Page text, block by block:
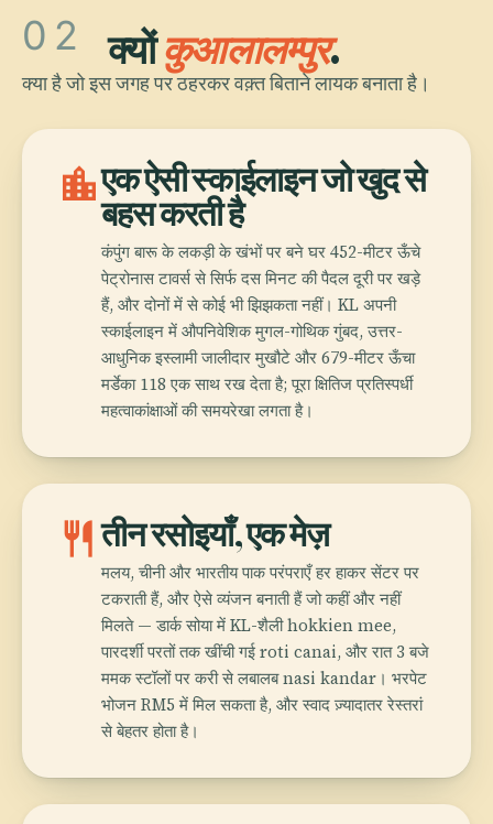
02 क्योंकुआलालम्पुर.
क्या है जो इस जगह पर ठहरकर वक़्त बिताने लायक बनाता है।
location_cityएक ऐसी स्काईलाइन जो खुद से
बहस करती है
कंपुंग बारू के लकड़ी के खंभों पर बने घर 452-मीटर ऊँचे
पेट्रोनास टावर्स से सिर्फ दस मिनट की पैदल दूरी पर खड़े
हैं, और दोनों में से कोई भी झिझकता नहीं। KL अपनी
स्काईलाइन में औपनिवेशिक मुगल-गोथिक गुंबद, उत्तर-
आधुनिक इस्लामी जालीदार मुखौटे और 679-मीटर ऊँचा
मर्डेका 118 एक साथ रख देता है; पूरा क्षितिज प्रतिस्पर्धी
महत्वाकांक्षाओं की समयरेखा लगता है।
restaurantतीन रसोइयाँ, एक मेज़
मलय, चीनी और भारतीय पाक परंपराएँ हर हाकर सेंटर पर
टकराती हैं, और ऐसे व्यंजन बनाती हैं जो कहीं और नहीं
मिलते — डार्क सोया में KL-शैली hokkien mee,
पारदर्शी परतों तक खींची गई roti canai, और रात 3 बजे
ममक स्टॉलों पर करी से लबालब nasi kandar। भरपेट
भोजन RM5 में मिल सकता है, और स्वाद ज़्यादातर रेस्तरां
से बेहतर होता है।